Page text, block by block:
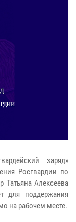
заряд»
Росгвардии по
Татьяна Алексеева
для поддержания
на рабочем месте.